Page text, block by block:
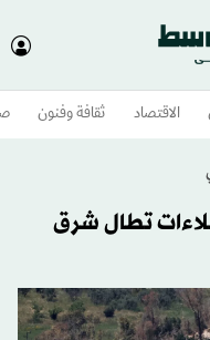
الاقتصاد ثقافة وفنون
تطال شرق